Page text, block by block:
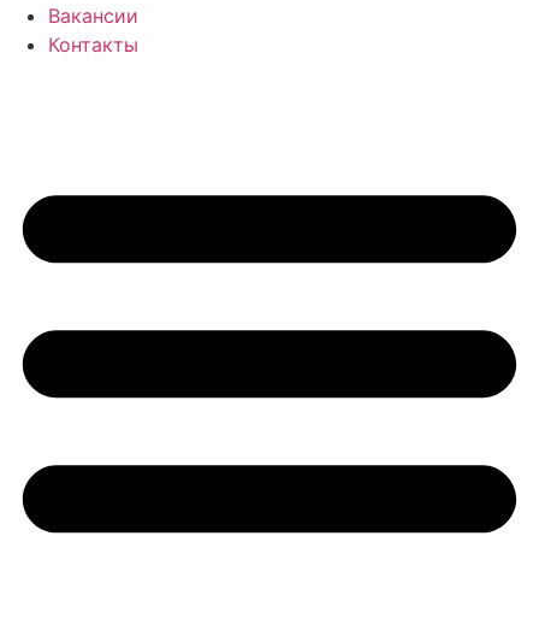
Вакансии
Контакты